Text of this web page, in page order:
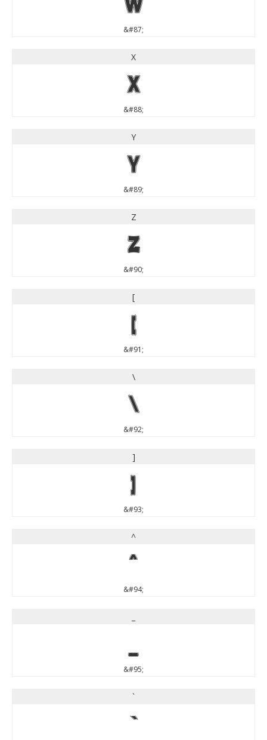
&#87;
X
X
&#88;
Y
Y
&#89;
Z
Z
&#90;
[
[
&#91;
\
\
&#92;
]
]
&#93;
^
^
&#94;
&#95;
`
`